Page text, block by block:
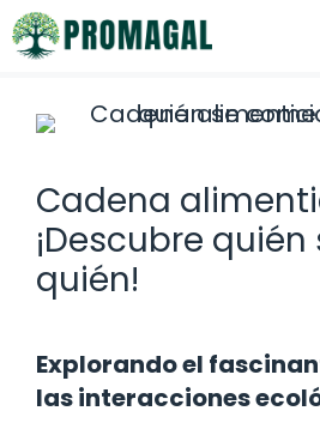
Saltar
al
Cadena
¡Descubre
quién!
Explorando el
las interacciones